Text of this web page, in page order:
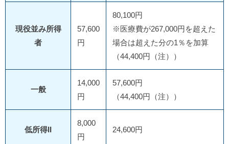
現役並み所得
者
57,600
円
80,100円
※医療費が267,000円を超えた
場合は超えた分の1％を加算
（44,400円（注））
一般
14,000
円
57,600円
（44,400円（注））
低所得II
8,000
円
24,600円